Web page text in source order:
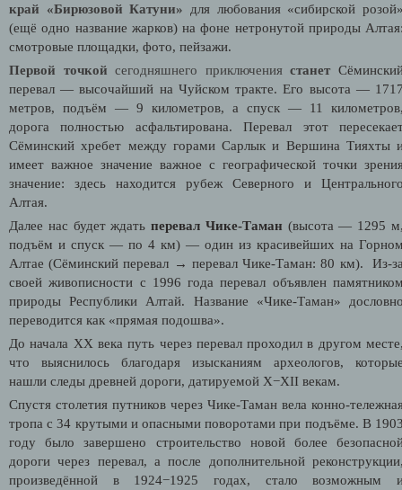
край «Бирюзовой Катуни» для любования «сибирской
(ещё одно название жарков) на фоне нетронутой природы
смотровые площадки, фото, пейзажи.
Первой точкойсегодняшнего приключениястанет
перевал — высочайший на Чуйском тракте. Его высота —
метров, подъём — 9 километров, а спуск — 11
дорога полностью асфальтирована. Перевал этот
Сёминский хребет между горами Сарлык и Вершина Тияхты
имеет важное значение важное с географической точки
значение: здесь находится рубеж Северного и
Алтая.
Далее нас будет ждатьперевал Чике-Таман (высота — 1295
подъём и спуск — по 4 км) — один из красивейших на
Алтае (Сёминский перевал → перевал Чике-Таман: 80 км). Из-
своей живописности с 1996 года перевал объявлен
природы Республики Алтай. Название «Чике-Таман»
переводится как «прямая подошва».
До начала XX века путь через перевал проходил в другом
что выяснилось благодаря изысканиям археологов,
нашли следы древней дороги, датируемой X−XII векам.
Спустя столетия путников через Чике-Таман вела конно-
тропа с 34 крутыми и опасными поворотами при подъёме. В
году было завершено строительство новой более
дороги через перевал, а после дополнительной
произведённой в 1924−1925 годах, стало возможным